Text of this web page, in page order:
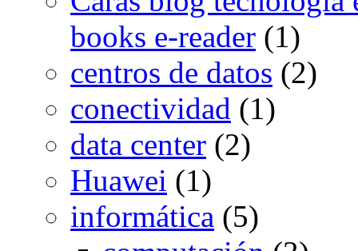
books e-reader (1)
centros de datos (2)
conectividad (1)
data center (2)
Huawei (1)
informática (5)